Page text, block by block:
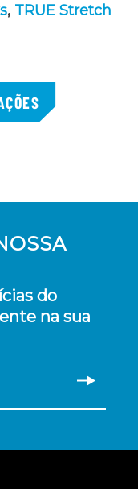
, TRUE Stretch
do
na sua